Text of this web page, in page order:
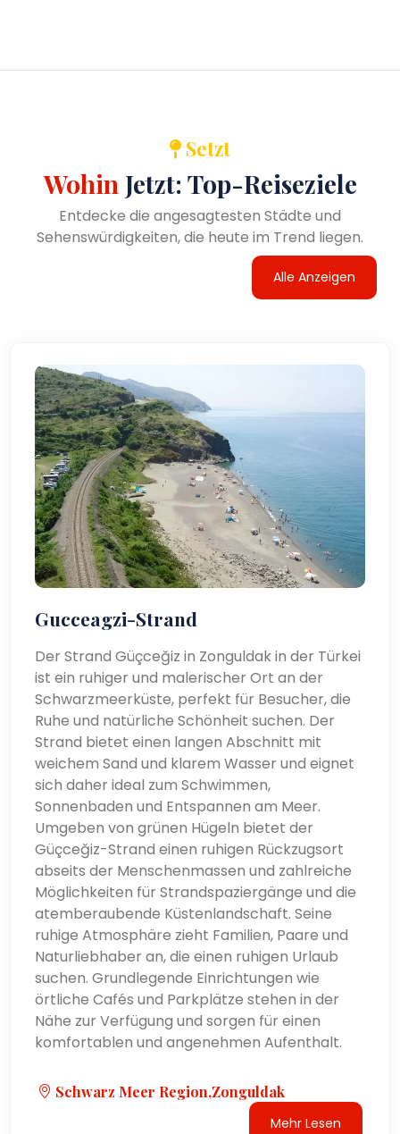
Setzt
Wohin Jetzt: Top-Reiseziele
Entdecke die angesagtesten Städte und
Sehenswürdigkeiten, die heute im Trend liegen.
Alle Anzeigen
Gucceagzi-Strand
Der Strand Güçceğiz in Zonguldak in der Türkei
ist ein ruhiger und malerischer Ort an der
Schwarzmeerküste, perfekt für Besucher, die
Ruhe und natürliche Schönheit suchen. Der
Strand bietet einen langen Abschnitt mit
weichem Sand und klarem Wasser und eignet
sich daher ideal zum Schwimmen,
Sonnenbaden und Entspannen am Meer.
Umgeben von grünen Hügeln bietet der
Güçceğiz-Strand einen ruhigen Rückzugsort
abseits der Menschenmassen und zahlreiche
Möglichkeiten für Strandspaziergänge und die
atemberaubende Küstenlandschaft. Seine
ruhige Atmosphäre zieht Familien, Paare und
Naturliebhaber an, die einen ruhigen Urlaub
suchen. Grundlegende Einrichtungen wie
örtliche Cafés und Parkplätze stehen in der
Nähe zur Verfügung und sorgen für einen
komfortablen und angenehmen Aufenthalt.
Schwarz Meer Region,Zonguldak
Mehr Lesen